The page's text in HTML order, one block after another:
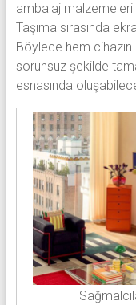
ambalaj malzemeleri
Taşıma sırasında
Böylece hem
sorunsuz şekilde
esnasında